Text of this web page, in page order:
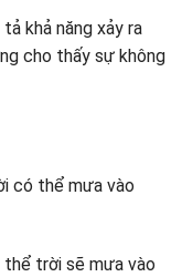
khả năng xảy ra
cho thấy sự không
có thể mưa vào
thể trời sẽ mưa vào